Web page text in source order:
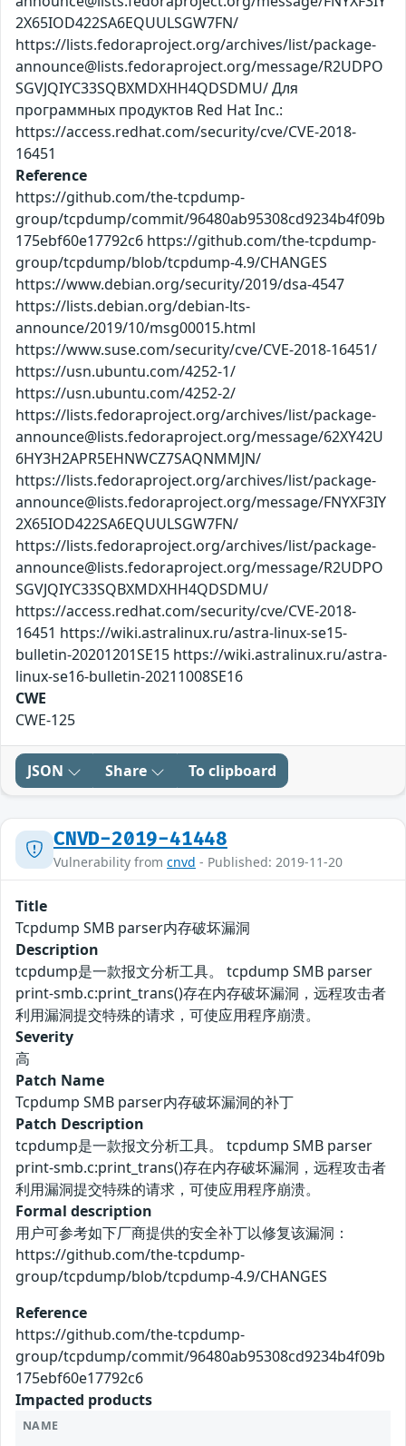
2X65IOD422SA6EQUULSGW7FN/
https://lists.fedoraproject.org/archives/list/package-
announce@lists.fedoraproject.org/message/R2UDPO
SGVJQIYC33SQBXMDXHH4QDSDMU/ Для
программных продуктов Red Hat Inc.:
https://access.redhat.com/security/cve/CVE-2018-
16451
Reference
https://github.com/the-tcpdump-
group/tcpdump/commit/96480ab95308cd9234b4f09b
175ebf60e17792c6 https://github.com/the-tcpdump-
group/tcpdump/blob/tcpdump-4.9/CHANGES
https://www.debian.org/security/2019/dsa-4547
https://lists.debian.org/debian-lts-
announce/2019/10/msg00015.html
https://www.suse.com/security/cve/CVE-2018-16451/
https://usn.ubuntu.com/4252-1/
https://usn.ubuntu.com/4252-2/
https://lists.fedoraproject.org/archives/list/package-
announce@lists.fedoraproject.org/message/62XY42U
6HY3H2APR5EHNWCZ7SAQNMMJN/
https://lists.fedoraproject.org/archives/list/package-
announce@lists.fedoraproject.org/message/FNYXF3IY
2X65IOD422SA6EQUULSGW7FN/
https://lists.fedoraproject.org/archives/list/package-
announce@lists.fedoraproject.org/message/R2UDPO
SGVJQIYC33SQBXMDXHH4QDSDMU/
https://access.redhat.com/security/cve/CVE-2018-
16451 https://wiki.astralinux.ru/astra-linux-se15-
bulletin-20201201SE15 https://wiki.astralinux.ru/astra-
linux-se16-bulletin-20211008SE16
CWE
CWE-125
JSON Share To clipboard
CNVD-2019-41448
Vulnerability from cnvd - Published: 2019-11-20
Title
Tcpdump SMB parser内存破坏漏洞
Description
tcpdump是一款报文分析工具。 tcpdump SMB parser
print-smb.c:print_trans()存在内存破坏漏洞，远程攻击者
利用漏洞提交特殊的请求，可使应用程序崩溃。
Severity
高
Patch Name
Tcpdump SMB parser内存破坏漏洞的补丁
Patch Description
tcpdump是一款报文分析工具。 tcpdump SMB parser
print-smb.c:print_trans()存在内存破坏漏洞，远程攻击者
利用漏洞提交特殊的请求，可使应用程序崩溃。
Formal description
用户可参考如下厂商提供的安全补丁以修复该漏洞：
https://github.com/the-tcpdump-
group/tcpdump/blob/tcpdump-4.9/CHANGES
Reference
https://github.com/the-tcpdump-
group/tcpdump/commit/96480ab95308cd9234b4f09b
175ebf60e17792c6
Impacted products
NAME